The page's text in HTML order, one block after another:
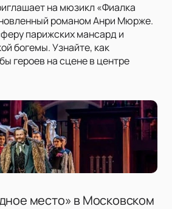
на мюзикл «Фиалка
романом Анри Мюрже.
парижских мансард и
богемы. Узнайте, как
героев на сцене в центре
место» в Московском